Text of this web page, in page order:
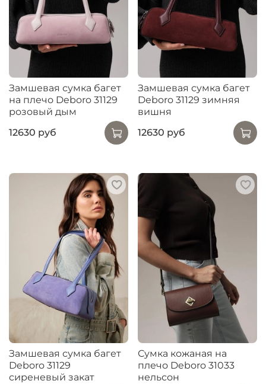
Замшевая сумка багет
на плечо Deboro 31129
розовый дым
12630 руб
Замшевая сумка багет
Deboro 31129 зимняя
вишня
12630 руб
Замшевая сумка багет
Deboro 31129
сиреневый закат
Сумка кожаная на
плечо Deboro 31033
нельсон